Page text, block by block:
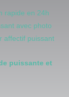
rapide en 24h
avec photo
affectif puissant
puissante et